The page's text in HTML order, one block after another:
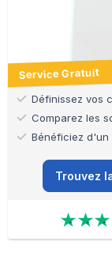
Service Gratuit
Définissez vos
Comparez les
Bénéficiez d'un
Trouvez